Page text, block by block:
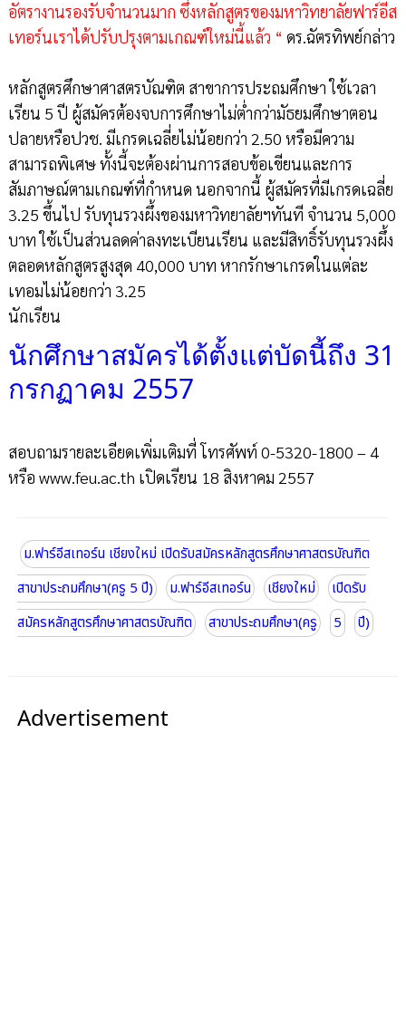
อัตรางานรองรับจำนวนมาก ซึ่งหลักสูตรของมหาวิทยาลัยฟาร์อีส
เทอร์นเราได้ปรับปรุงตามเกณฑ์ใหม่นี้แล้ว “ ดร.ฉัตรทิพย์กล่าว
หลักสูตรศึกษาศาสตรบัณฑิต สาขาการประถมศึกษา ใช้เวลา
เรียน 5 ปี ผู้สมัครต้องจบการศึกษาไม่ต่ำกว่ามัธยมศึกษาตอน
ปลายหรือปวช. มีเกรดเฉลี่ยไม่น้อยกว่า 2.50 หรือมีความ
สามารถพิเศษ ทั้งนี้จะต้องผ่านการสอบข้อเขียนและการ
สัมภาษณ์ตามเกณฑ์ที่กำหนด นอกจากนี้ ผู้สมัครที่มีเกรดเฉลี่ย
3.25 ขึ้นไป รับทุนรวงผึ้งของมหาวิทยาลัยฯทันที จำนวน 5,000
บาท ใช้เป็นส่วนลดค่าลงทะเบียนเรียน และมีสิทธิ์รับทุนรวงผึ้ง
ตลอดหลักสูตรสูงสุด 40,000 บาท หากรักษาเกรดในแต่ละ
เทอมไม่น้อยกว่า 3.25
นักเรียน
นักศึกษาสมัครได้ตั้งแต่บัดนี้ถึง 31
กรกฏาคม 2557
สอบถามรายละเอียดเพิ่มเติมที่ โทรศัพท์ 0-5320-1800 – 4
หรือ www.feu.ac.th เปิดเรียน 18 สิงหาคม 2557
ม.ฟาร์อีสเทอร์น เชียงใหม่ เปิดรับสมัครหลักสูตรศึกษาศาสตรบัณฑิต
สาขาประถมศึกษา(ครู 5 ปี)
ม.ฟาร์อีสเทอร์น เชียงใหม่
เปิดรับ
สมัครหลักสูตรศึกษาศาสตรบัณฑิต
สาขาประถมศึกษา(ครู 5 ปี)
Advertisement